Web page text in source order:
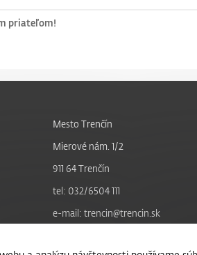
priateľom!
Mesto Trenčín
Mierové nám. 1/2
911 64 Trenčín
tel: 032/6504 111
e-mail: trencin@trencin.sk